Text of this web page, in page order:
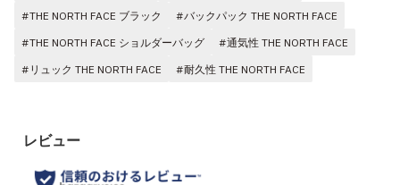
#THE NORTH FACE ブラック
#バックパック THE NORTH FACE
#THE NORTH FACE ショルダーバッグ
#通気性 THE NORTH FACE
#リュック THE NORTH FACE
#耐久性 THE NORTH FACE